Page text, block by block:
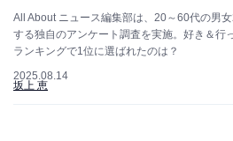
All About ニュース編集部は、20～60代の男
する独自のアンケート調査を実施。好き＆行
ランキングで1位に選ばれたのは？
2025.08.14
坂上 恵